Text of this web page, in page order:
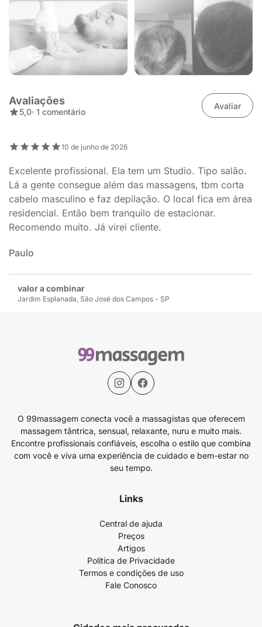
valor a combinar
Jardim Esplanada, São José dos Campos - SP
Avaliações
5,0· 1 comentário
Avaliar
10 de junho de 2026
Excelente profissional. Ela tem um Studio. Tipo salão.
Lá a gente consegue além das massagens, tbm corta
cabelo masculino e faz depilação. O local fica em área
residencial. Então bem tranquilo de estacionar.
Recomendo muito. Já virei cliente.
Paulo
O 99massagem conecta você a massagistas que oferecem
massagem tântrica, sensual, relaxante, nuru e muito mais.
Encontre profissionais confiáveis, escolha o estilo que combina
com você e viva uma experiência de cuidado e bem-estar no
seu tempo.
Links
Central de ajuda
Preços
Artigos
Política de Privacidade
Termos e condições de uso
Fale Conosco